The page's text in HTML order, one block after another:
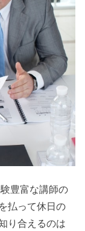
豊富な講師の
払って休日の
り合えるのは